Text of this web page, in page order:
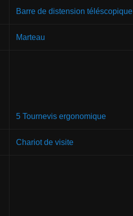
Barre de distension téléscopique
Marteau
5 Tournevis ergonomique
Chariot de visite